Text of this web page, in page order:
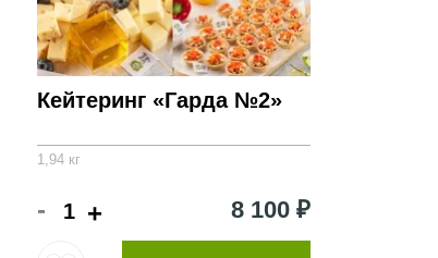
Кейтеринг «Гарда №2»
1,94 кг
- + 8 100 ₽